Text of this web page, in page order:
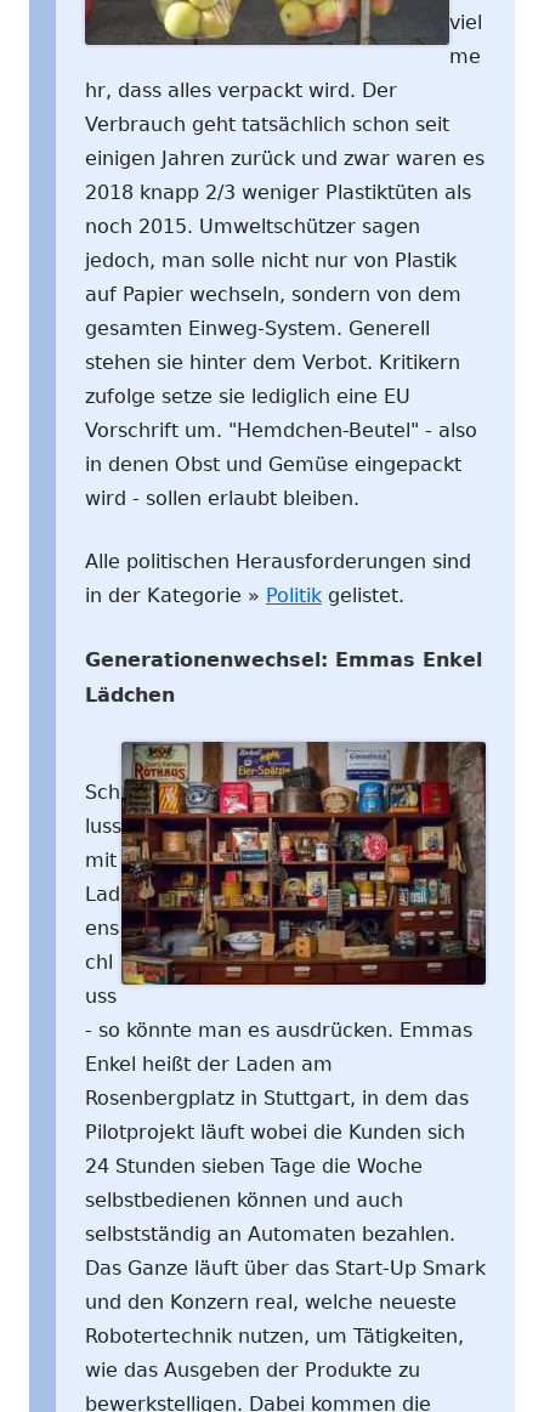
viel
me
hr, dass alles verpackt wird. Der
Verbrauch geht tatsächlich schon seit
einigen Jahren zurück und zwar waren es
2018 knapp 2/3 weniger Plastiktüten als
noch 2015. Umweltschützer sagen
jedoch, man solle nicht nur von Plastik
auf Papier wechseln, sondern von dem
gesamten Einweg-System. Generell
stehen sie hinter dem Verbot. Kritikern
zufolge setze sie lediglich eine EU
Vorschrift um. "Hemdchen-Beutel" - also
in denen Obst und Gemüse eingepackt
wird - sollen erlaubt bleiben.
Alle politischen Herausforderungen sind
in der Kategorie » Politik gelistet.
Generationenwechsel: Emmas Enkel
Lädchen
Sch
luss
mit
Lad
ens
chl
uss
- so könnte man es ausdrücken. Emmas
Enkel heißt der Laden am
Rosenbergplatz in Stuttgart, in dem das
Pilotprojekt läuft wobei die Kunden sich
24 Stunden sieben Tage die Woche
selbstbedienen können und auch
selbstständig an Automaten bezahlen.
Das Ganze läuft über das Start-Up Smark
und den Konzern real, welche neueste
Robotertechnik nutzen, um Tätigkeiten,
wie das Ausgeben der Produkte zu
bewerkstelligen. Dabei kommen die